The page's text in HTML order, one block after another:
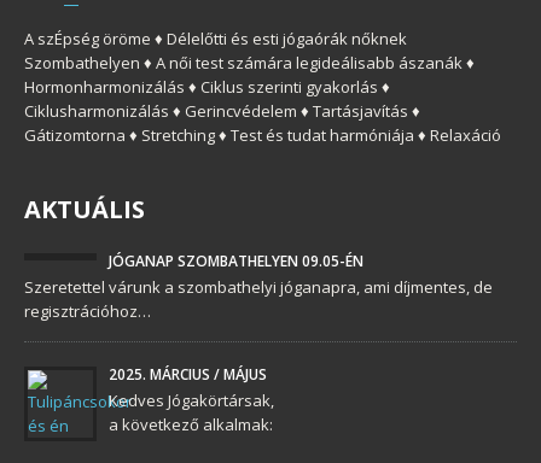
A szÉpség öröme ♦ Délelőtti és esti jógaórák nőknek
Szombathelyen ♦ A női test számára legideálisabb ászanák ♦
Hormonharmonizálás ♦ Ciklus szerinti gyakorlás ♦
Ciklusharmonizálás ♦ Gerincvédelem ♦ Tartásjavítás ♦
Gátizomtorna ♦ Stretching ♦ Test és tudat harmóniája ♦ Relaxáció
AKTUÁLIS
JÓGANAP SZOMBATHELYEN 09.05-ÉN
Szeretettel várunk a szombathelyi jóganapra, ami díjmentes, de
regisztrációhoz…
2025. MÁRCIUS / MÁJUS
Kedves Jógakörtársak,
a következő alkalmak: